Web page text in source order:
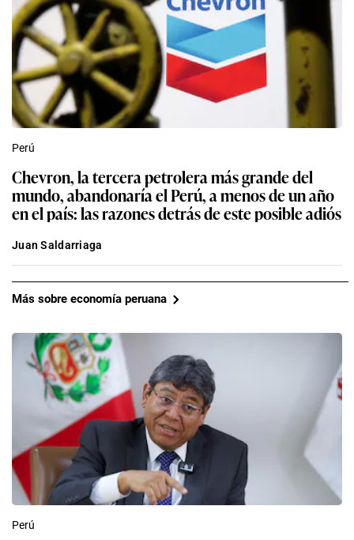
Perú
Chevron, la tercera petrolera más grande del
mundo, abandonaría el Perú, a menos de un año
en el país: las razones detrás de este posible adiós
Juan Saldarriaga
Más sobre economía peruana
Perú